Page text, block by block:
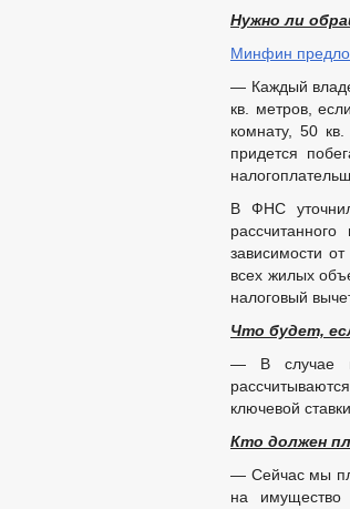
Нужно ли
Минфин
— Каждый
кв. метров,
комнату, 50
придется
В ФНС
зависимости
всех жилых
налоговый
Что будет,
— В случае
ключевой
Кто должен
— Сейчас мы
на имущество